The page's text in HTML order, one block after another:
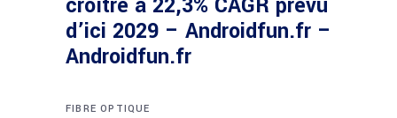
d’ici 2029 – Androidfun.fr –
Androidfun.fr
FIBRE OPTIQUE